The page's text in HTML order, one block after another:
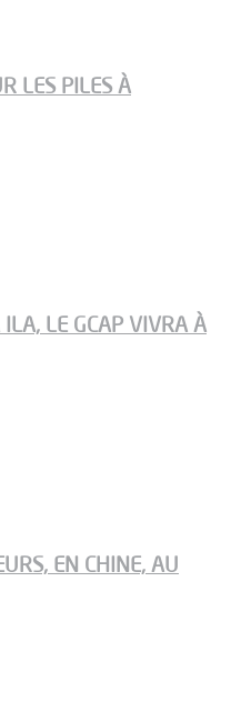
LES PILES À
LE GCAP VIVRA À
EN CHINE, AU